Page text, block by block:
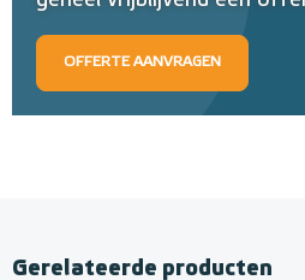
OFFERTE AANVRAGEN
Gerelateerde producten